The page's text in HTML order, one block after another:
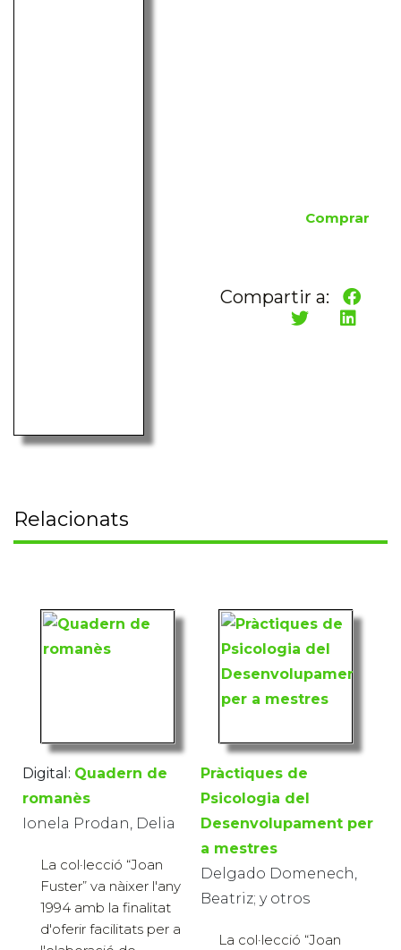
Comprar
Compartir a:
Relacionats
Digital: Quadern de
romanès
Ionela Prodan, Delia
La col·lecció “Joan
Fuster” va nàixer l'any
1994 amb la finalitat
d'oferir facilitats per a
Pràctiques de
Psicologia del
Desenvolupament per
a mestres
Delgado Domenech,
Beatriz; y otros
La col·lecció “Joan